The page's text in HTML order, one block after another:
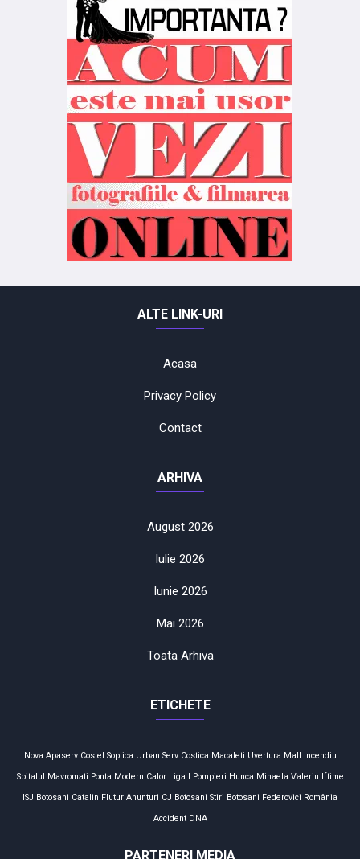
ALTE LINK-URI
Acasa
Privacy Policy
Contact
ARHIVA
August 2026
Iulie 2026
Iunie 2026
Mai 2026
Toata Arhiva
ETICHETE
Nova Apaserv Costel Soptica Urban Serv Costica Macaleti Uvertura Mall Incendiu
Spitalul Mavromati Ponta Modern Calor Liga I Pompieri Hunca Mihaela Valeriu Iftime
ISJ Botosani Catalin Flutur Anunturi CJ Botosani Stiri Botosani Federovici România
Accident DNA
PARTENERI MEDIA